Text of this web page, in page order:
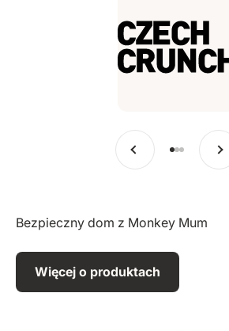
Poprzedni
Przejdź
Przejdź
Bezpieczny dom z Monkey Mum
Więcej o produktach